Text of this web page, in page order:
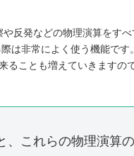
反発などの物理演算をす
は非常によく使う機能です
ることも増えていきますの
、これらの物理演算